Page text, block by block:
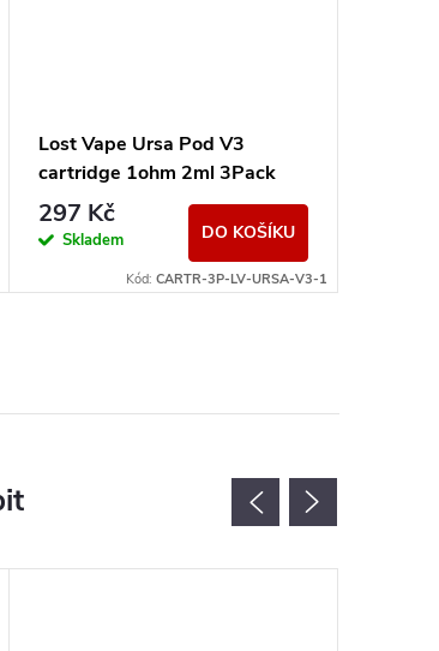
Lost Vape Ursa Pod V3
cartridge 1ohm 2ml 3Pack
297 Kč
Skladem DO KOŠÍKU
Kód: CARTR-3P-LV-URSA-V3-1